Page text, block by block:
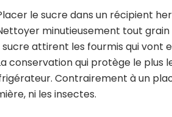
le sucre dans un récipient
minutieusement tout grain
sucre attirent les fourmis qui vont
conservation qui protège le plus
Contrairement à un
ni les insectes.